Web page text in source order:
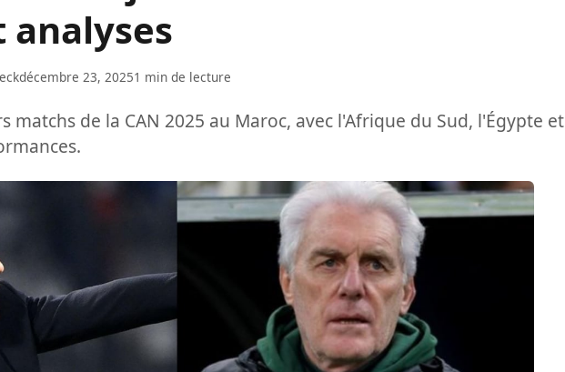
décembre 23, 20251 min de lecture
matchs de la CAN 2025 au Maroc, avec l'Afrique du Sud, l'Égypte et